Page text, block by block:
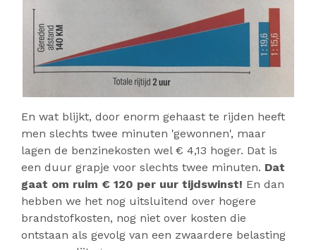
En wat blijkt, door enorm gehaast te rijden heeft
men slechts twee minuten 'gewonnen', maar
lagen de benzinekosten wel € 4,13 hoger. Dat is
een duur grapje voor slechts twee minuten. Dat
gaat om ruim € 120 per uur tijdswinst! En dan
hebben we het nog uitsluitend over hogere
brandstofkosten, nog niet over kosten die
ontstaan als gevolg van een zwaardere belasting